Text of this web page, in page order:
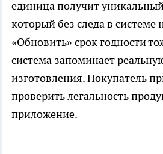
единица получит
который без следа в
«Обновить» срок годности
система запоминает
изготовления. Покупатель
проверить легальность
приложение.